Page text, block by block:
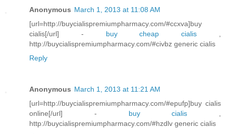
Anonymous March 1, 2013 at 11:08 AM
[url=http://buycialispremiumpharmacy.com/#ccxva]buy
cialis[/url] - buy cheap cialis ,
http://buycialispremiumpharmacy.com/#civbz generic cialis
Reply
Anonymous March 1, 2013 at 11:21 AM
[url=http://buycialispremiumpharmacy.com/#epufp]buy cialis
online[/url] - buy cialis ,
http://buycialispremiumpharmacy.com/#hzdlv generic cialis